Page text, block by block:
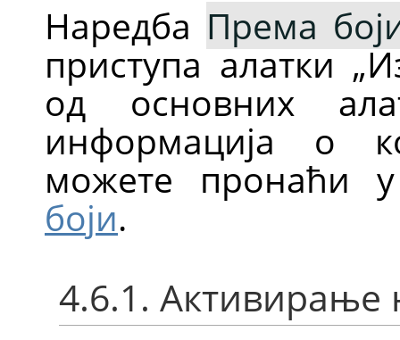
Наредба Према
приступа алатки„
од основних
информација о
можете пронаћи
боји.
4.6.1. Активирање